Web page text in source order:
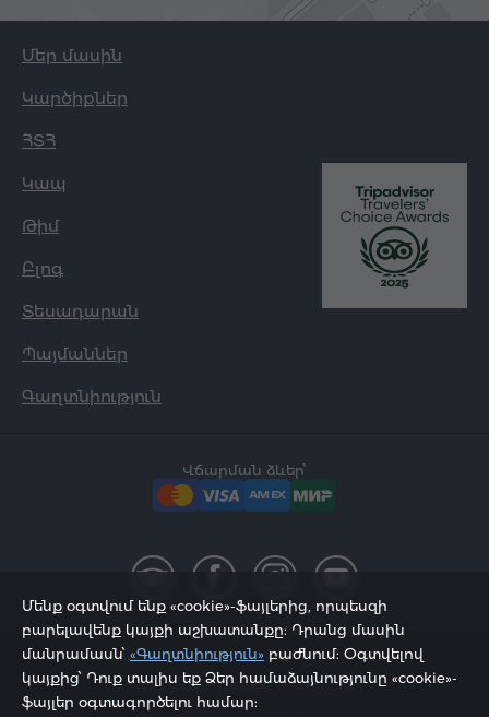
Մեր մասին
Կարծիքներ
ՀՏՀ
Կապ
Թիմ
Բլոգ
Տեսադարան
Պայմաններ
Գաղտնիություն
Վճարման ձևեր՝
2002 - 2026, © «Հյուր Սերվիս» ՍՊԸ;
Էջը թարմացվել է 08.08.2026
Մենք օգտվում ենք «cookie»-ֆայլերից, որպեսզի
բարելավենք կայքի աշխատանքը: Դրանց մասին
մանրամասն՝ «Գաղտնիություն» բաժնում: Օգտվելով
կայքից՝ Դուք տալիս եք Ձեր համաձայնությունը «cookie»-
ֆայլեր օգտագործելու համար: